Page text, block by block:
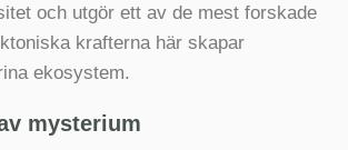
och utgör ett av de mest forskade
krafterna här skapar
ekosystem.
mysterium